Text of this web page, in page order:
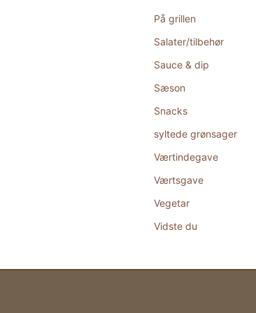
På grillen
Salater/tilbehør
Sauce & dip
Sæson
Snacks
syltede grønsager
Værtindegave
Værtsgave
Vegetar
Vidste du